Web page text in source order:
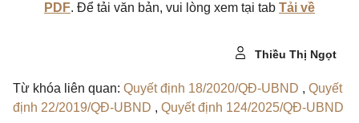
PDF. Để tải văn bản, vui lòng xem tại tab Tải về
Thiều Thị Ngọt
Từ khóa liên quan: Quyết định 18/2020/QĐ-UBND , Quyết
định 22/2019/QĐ-UBND , Quyết định 124/2025/QĐ-UBND